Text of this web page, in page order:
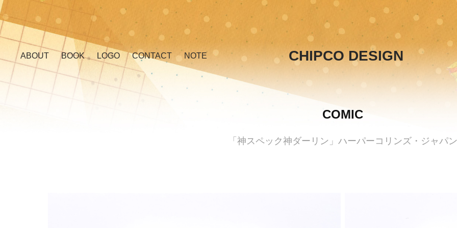
ABOUT BOOK LOGO CONTACT NOTE CHIPCO DESIGN
COMIC
「神スペック神ダーリン」ハーパーコリンズ・ジャパン